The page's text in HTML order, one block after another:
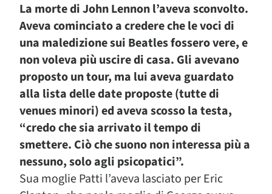
La morte di John Lennon l’aveva sconvolto.
Aveva cominciato a credere che le voci di
una maledizione sui Beatles fossero vere, e
non voleva più uscire di casa. Gli avevano
proposto un tour, ma lui aveva guardato
alla lista delle date proposte (tutte di
venues minori) ed aveva scosso la testa,
“credo che sia arrivato il tempo di
smettere. Ciò che suono non interessa più a
nessuno, solo agli psicopatici”.
Sua moglie Patti l’aveva lasciato per Eric